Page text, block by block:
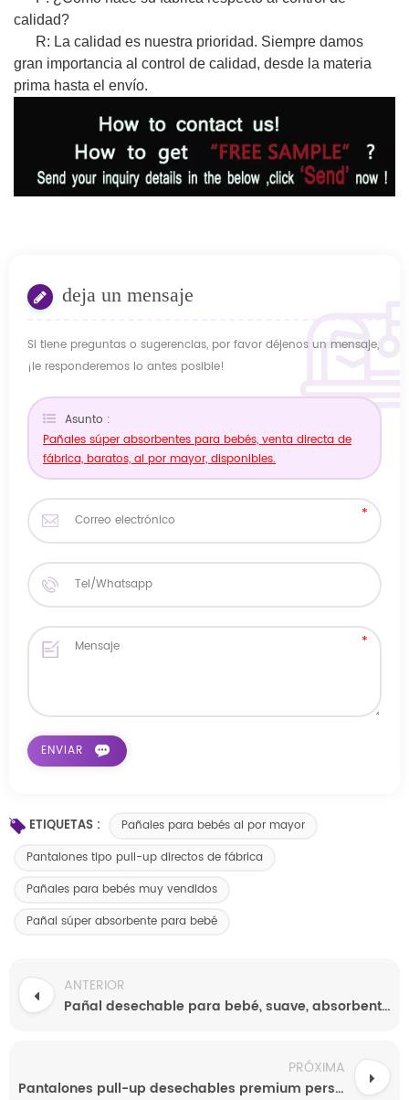
calidad?
R: La calidad es nuestra prioridad. Siempre damos
gran importancia al control de calidad, desde la materia
prima hasta el envío.
deja un mensaje
Si tiene preguntas o sugerencias, por favor déjenos un mensaje,
¡le responderemos lo antes posible!
Asunto :
Pañales súper absorbentes para bebés, venta directa de
fábrica, baratos, al por mayor, disponibles.
ETIQUETAS :
Pañales para bebés al por mayor
Pantalones tipo pull-up directos de fábrica
Pañales para bebés muy vendidos
Pañal súper absorbente para bebé
ANTERIOR
Pañal desechable para bebé, suave, absorbente y transpirable, de Super Brand Professional Factory
PRÓXIMA
Pantalones pull-up desechables premium personalizados para bebés, muestra gratuita al por mayor de fábrica